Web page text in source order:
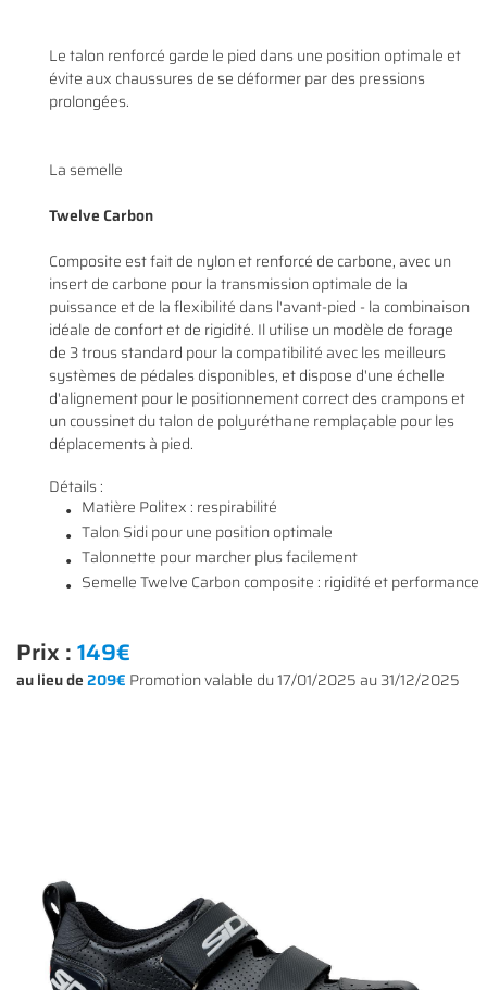
MODÈLES
ACCESSOIRES
AVIS
Le talon renforcé garde le pied dans une position optimale et
évite aux chaussures de se déformer par des pressions
prolongées.
La semelle
Twelve Carbon
Composite est fait de nylon et renforcé de carbone, avec un
insert de carbone pour la transmission optimale de la
puissance et de la flexibilité dans l'avant-pied - la combinaison
idéale de confort et de rigidité. Il utilise un modèle de forage
de 3 trous standard pour la compatibilité avec les meilleurs
systèmes de pédales disponibles, et dispose d'une échelle
d'alignement pour le positionnement correct des crampons et
un coussinet du talon de polyuréthane remplaçable pour les
déplacements à pied.
Détails :
Matière Politex : respirabilité
Talon Sidi pour une position optimale
Talonnette pour marcher plus facilement
Semelle Twelve Carbon composite : rigidité et performance
Prix :149€
au lieu de209€ Promotion valable du 17/01/2025 au 31/12/2025